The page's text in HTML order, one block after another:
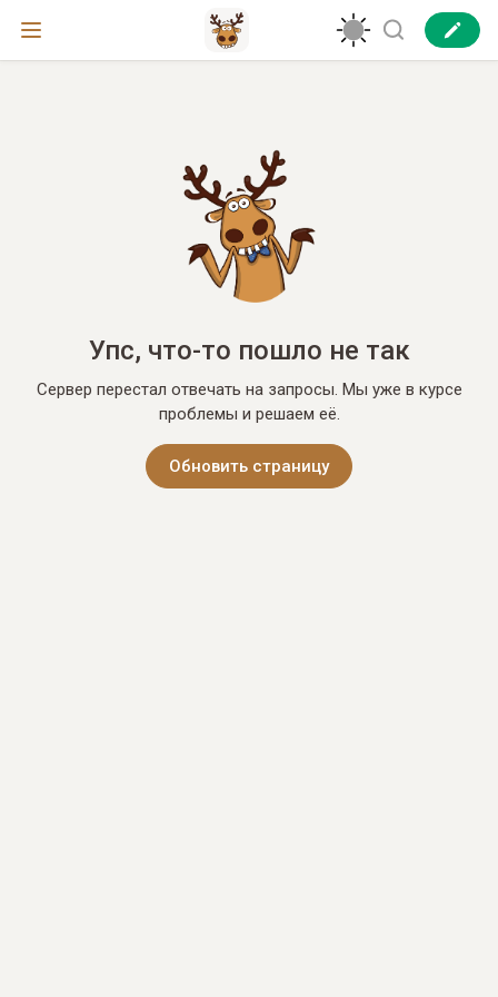
Упс, что-то пошло не так
Сервер перестал отвечать на запросы. Мы уже в курсе
проблемы и решаем её.
Обновить страницу